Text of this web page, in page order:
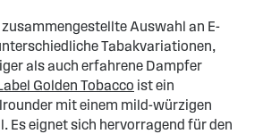
Auswahl an E-
Tabakvariationen,
als auch erfahrene Dampfer
Golden Tobacco ist ein
mit einem mild-würzigen
Es eignet sich hervorragend für den